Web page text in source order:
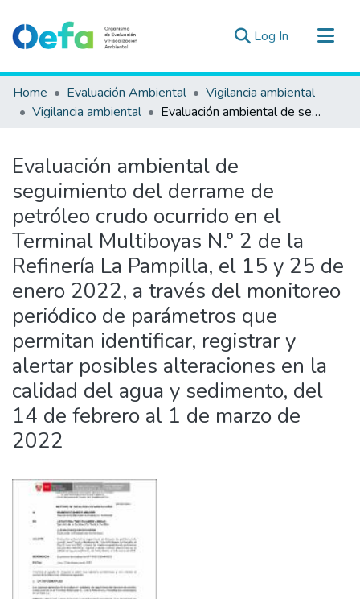
Log In (current)
Communities & Collections
All of DSpace
Estad. Externas
Guias ▾
Home Evaluación Ambiental
Vigilancia ambiental
Vigilancia ambiental
Evaluación ambiental de seguimiento del derrame de petróleo crudo ocurrido en el Terminal Multiboyas N.° 2 de la Refinería La Pampilla, el 15 y 25 de enero 2022, a través del monitoreo periódico de parámetros que permitan identificar, registrar y alertar posibles alteraciones en la calidad del agua y sedimento, del 14 de febrero al 1 de marzo de 2022
Evaluación ambiental de
seguimiento del derrame de
petróleo crudo ocurrido en el
Terminal Multiboyas N.° 2 de la
Refinería La Pampilla, el 15 y 25 de
enero 2022, a través del monitoreo
periódico de parámetros que
permitan identificar, registrar y
alertar posibles alteraciones en la
calidad del agua y sedimento, del
14 de febrero al 1 de marzo de
2022